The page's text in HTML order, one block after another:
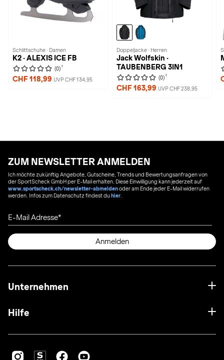
Schlittschuhe · Damen
K2 · ALEXIS ICE FB
(0) 1
CHF 118,99 UVP CHF 134,95
Doppeljacke · Herren
Jack Wolfskin ·
TAUBENBERG 3IN1
(0) 1
CHF 163,99 UVP CHF 238,95
ZUM NEWSLETTER ANMELDEN
Ich möchte zukünftig Angebote, Gutscheine, Trends und Bewertungsanfragen von
der SportScheck GmbH per E-Mail erhalten. Diese Einwilligung kann jederzeit auf
www.sportscheck.ch/newsletter-abmeldenoder am Ende jeder E-Mail widerrufen
werden. Infos zum Datenschutz findest duhier
E-Mail Adresse
Anmelden
Unternehmen
Hilfe